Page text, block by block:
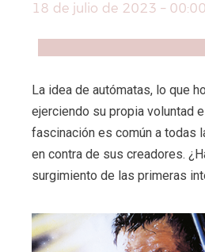
18 de julio de 2023 –
Facebook
X
WhatsApp
Copy
La idea de autómatas, lo que
ejerciendo su propia voluntad
fascinación es común a todas
en contra de sus creadores.
surgimiento de las primeras